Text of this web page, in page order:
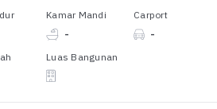
Kamar Mandi
-
Carport
-
Luas Bangunan